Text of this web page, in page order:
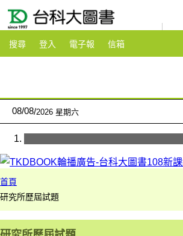
搜尋 登入 電子報 信箱
08/08 2026 星期六
首頁
研究所歷屆試題